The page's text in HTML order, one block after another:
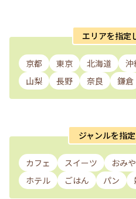
エリアを指定
京都 東京 北海道 沖
山梨
長野 奈良 鎌倉
ジャンルを指
カフェ スイーツ おみ
ホテル
ごはん パン